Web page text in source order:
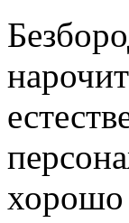
хорошо